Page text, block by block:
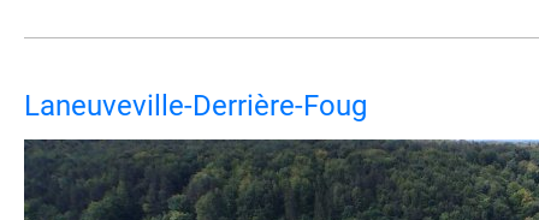
Laneuveville-Derrière-Foug